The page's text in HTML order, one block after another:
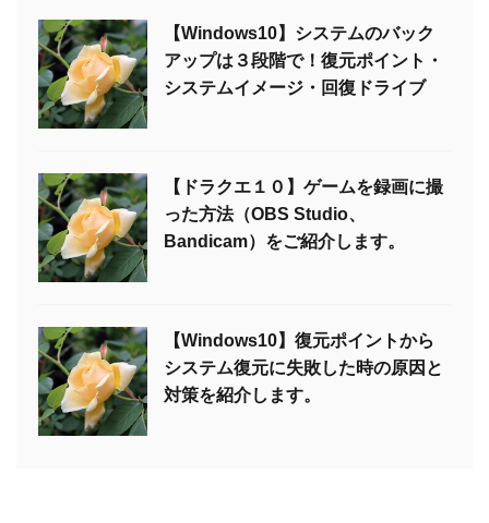
【Windows10】システムのバック
アップは３段階で！復元ポイント・
システムイメージ・回復ドライブ
【ドラクエ１０】ゲームを録画に撮
った方法（OBS Studio、
Bandicam）をご紹介します。
【Windows10】復元ポイントから
システム復元に失敗した時の原因と
対策を紹介します。